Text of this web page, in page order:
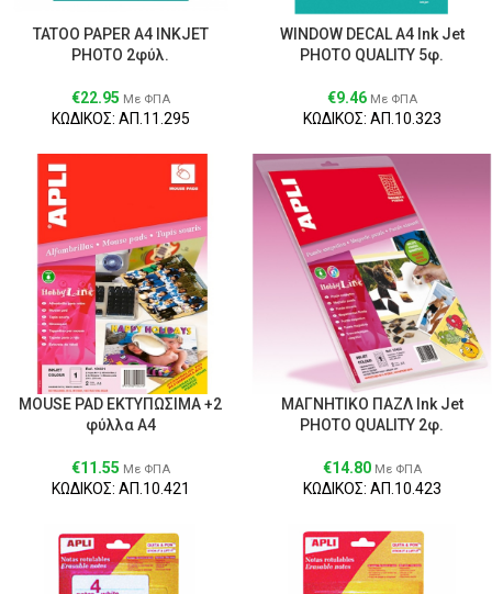
TATOO PAPER A4 INKJET
PHOTO 2φύλ.
€22.95 Με ΦΠΑ
ΚΩΔΙΚΟΣ: ΑΠ.11.295
WINDOW DECAL A4 Ink Jet
PHOTO QUALITY 5φ.
€9.46 Με ΦΠΑ
ΚΩΔΙΚΟΣ: ΑΠ.10.323
MOUSE PAD ΕΚΤΥΠΩΣΙΜΑ +2
φύλλα Α4
€11.55 Με ΦΠΑ
ΚΩΔΙΚΟΣ: ΑΠ.10.421
ΜΑΓΝΗΤΙΚΟ ΠΑΖΛ Ink Jet
PHOTO QUALITY 2φ.
€14.80 Με ΦΠΑ
ΚΩΔΙΚΟΣ: ΑΠ.10.423